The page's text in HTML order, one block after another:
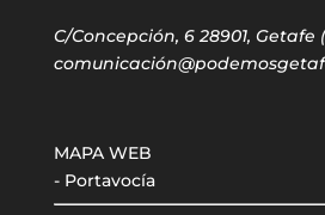
C/Concepción, 6 28901, Getafe
MAPA WEB
- Portavocía